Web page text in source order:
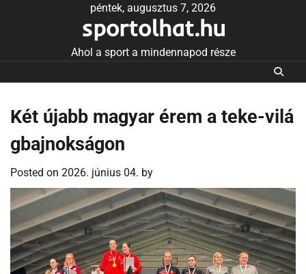
péntek, augusztus 7, 2026
sportolhat.hu
Ahol a sport a mindennapod része
Két újabb magyar érem a teke-vilá
gbajnokságon
Posted on 2026. június 04. by